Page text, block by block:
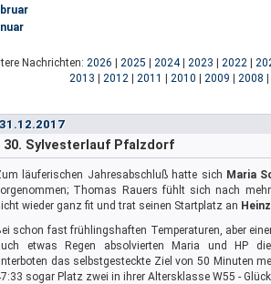
Nachrichten: 2026 2025 2024 2023 2022
2013
2012 2011 2010 2009 2008
31.12.2017
30. Sylvesterlauf Pfalzdorf
läuferischen Jahresabschluß hatte sich Maria
Thomas Rauers fühlt sich nach
wieder ganz fit und trat seinen Startplatz an
schon fast frühlingshaften Temperaturen, aber
etwas Regen absolvierten Maria und HP
das selbstgesteckte Ziel von 50 Minuten
sogar Platz zwei in ihrer Altersklasse W55 -